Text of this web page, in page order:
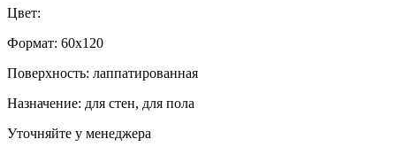
Цвет:
Формат: 60x120
Поверхность: лаппатированная
Назначение: для стен, для пола
Уточняйте у менеджера